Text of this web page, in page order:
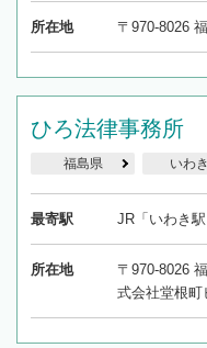
所在地 〒970-8026
ひろ法律事務所
福島県 いわ
最寄駅 JR「いわき
所在地
〒970-8026
式会社堂根町